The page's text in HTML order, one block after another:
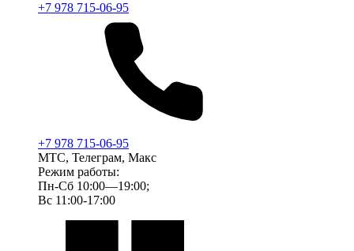
+7 978 715-06-95
+7 978 715-06-95
МТС, Телеграм, Макс
Режим работы:
Пн-Сб 10:00—19:00;
Вс 11:00-17:00